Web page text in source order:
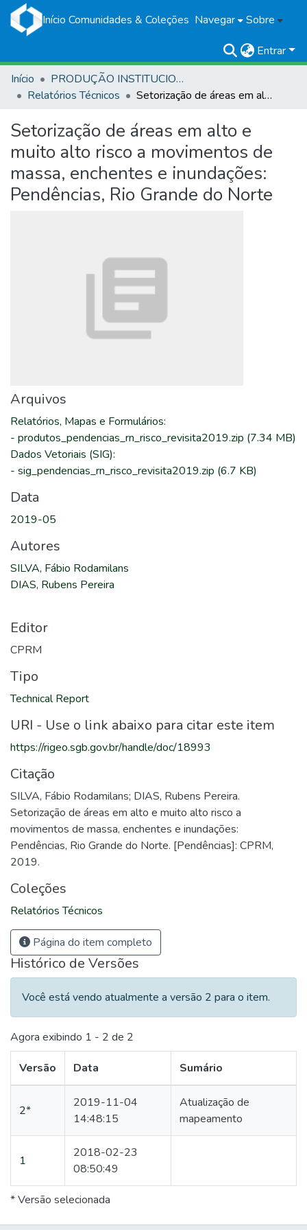
Início Comunidades & Coleções Navegar Sobre
Entrar
Início
PRODUÇÃO INSTITUCIONAL
Relatórios Técnicos
Setorização de áreas em alto e muito alto risco a movimentos de massa, enchentes e inundações: Pendências, Rio Grande do Norte
Setorização de áreas em alto e
muito alto risco a movimentos de
massa, enchentes e inundações:
Pendências, Rio Grande do Norte
Arquivos
Relatórios, Mapas e Formulários:
- produtos_pendencias_rn_risco_revisita2019.zip (7.34 MB)
Dados Vetoriais (SIG):
- sig_pendencias_rn_risco_revisita2019.zip (6.7 KB)
Data
2019-05
Autores
SILVA, Fábio Rodamilans
DIAS, Rubens Pereira
Editor
CPRM
Tipo
Technical Report
URI - Use o link abaixo para citar este item
https://rigeo.sgb.gov.br/handle/doc/18993
Citação
SILVA, Fábio Rodamilans; DIAS, Rubens Pereira.
Setorização de áreas em alto e muito alto risco a
movimentos de massa, enchentes e inundações:
Pendências, Rio Grande do Norte. [Pendências]: CPRM,
2019.
Coleções
Relatórios Técnicos
Página do item completo
Histórico de Versões
Você está vendo atualmente a versão 2 para o item.
Agora exibindo 1 - 2 de 2
Versão Data Sumário
2*
2019-11-04
14:48:15
Atualização de
mapeamento
1
2018-02-23
08:50:49
* Versão selecionada